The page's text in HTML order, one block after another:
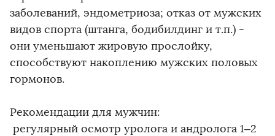
заболеваний, эндометриоза; отказ от мужских
видов спорта (штанга, бодибилдинг и т.п.) -
они уменьшают жировую прослойку,
способствуют накоплению мужских половых
гормонов.
Рекомендации для мужчин:
регулярный осмотр уролога и андролога 1–2